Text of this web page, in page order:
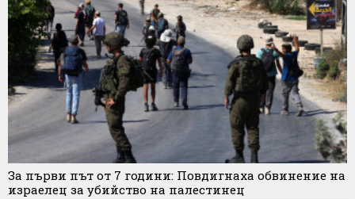
За първи път от 7 години: Повдигнаха обвинение на
израелец за убийство на палестинец